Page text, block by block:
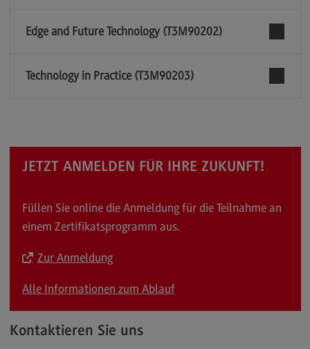
Edge and Future Technology (T3M90202)
Technology in Practice (T3M90203)
JETZT ANMELDEN FÜR IHRE ZUKUNFT!
Füllen Sie online die Anmeldung für die Teilnahme an
einem Zertifikatsprogramm aus.
Zur Anmeldung
Alle Informationen zum Ablauf
Kontaktieren Sie uns